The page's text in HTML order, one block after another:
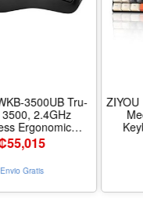
3500UB Tru-
2.4GHz
Ergonomic
Keyboard
55,015
Envio Gratis
Mice,